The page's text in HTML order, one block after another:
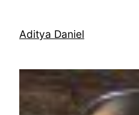
contentAditya Daniel